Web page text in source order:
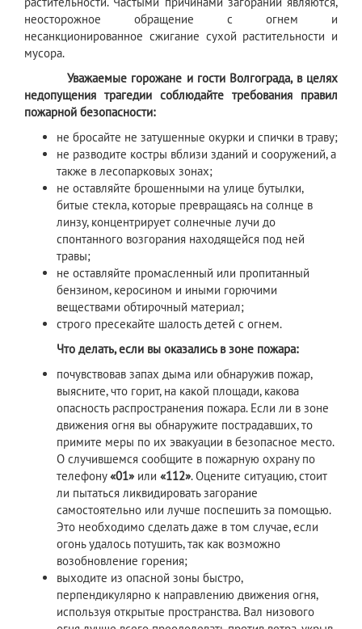
неосторожное обращение с огнем и
несанкционированное сжигание сухой растительности и
мусора.
Уважаемые горожане и гости Волгограда, в целях
недопущения трагедии соблюдайте требования правил
пожарной безопасности:
не бросайте не затушенные окурки и спички в траву;
не разводите костры вблизи зданий и сооружений, а
также в лесопарковых зонах;
не оставляйте брошенными на улице бутылки,
битые стекла, которые превращаясь на солнце в
линзу, концентрирует солнечные лучи до
спонтанного возгорания находящейся под ней
травы;
не оставляйте промасленный или пропитанный
бензином, керосином и иными горючими
веществами обтирочный материал;
строго пресекайте шалость детей с огнем.
Что делать, если вы оказались в зоне пожара:
почувствовав запах дыма или обнаружив пожар,
выясните, что горит, на какой площади, какова
опасность распространения пожара. Если ли в зоне
движения огня вы обнаружите пострадавших, то
примите меры по их эвакуации в безопасное место.
О случившемся сообщите в пожарную охрану по
телефону«01» или «112». Оцените ситуацию, стоит
ли пытаться ликвидировать загорание
самостоятельно или лучше поспешить за помощью.
Это необходимо сделать даже в том случае, если
огонь удалось потушить, так как возможно
возобновление горения;
выходите из опасной зоны быстро,
перпендикулярно к направлению движения огня,
используя открытые пространства. Вал низового